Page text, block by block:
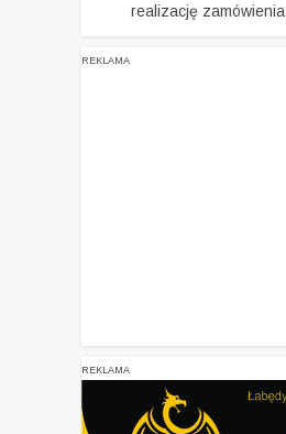
realizację zamówienia
REKLAMA
REKLAMA